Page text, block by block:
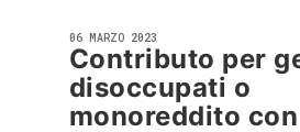
06 MARZO 2023
Contributo per
disoccupati o
monoreddito